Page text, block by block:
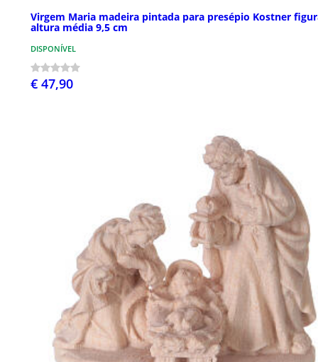
Virgem Maria madeira pintada para presépio Kostner
altura média 9,5 cm
DISPONÍVEL
€ 47,90